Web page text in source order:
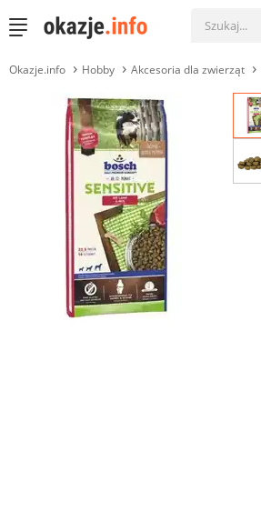
Okazje.info Hobby Akcesoria dla zwierząt